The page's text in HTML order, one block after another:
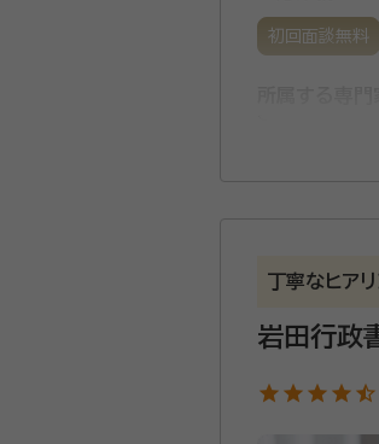
初回面談無料
談やお手伝
資格等：行政
所属団体： 静
丁寧なヒア
岩田行政
star star star star star_half